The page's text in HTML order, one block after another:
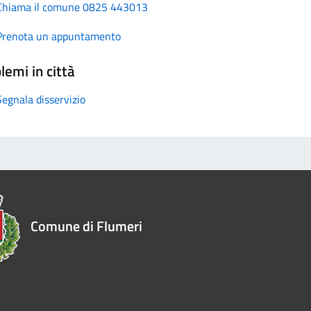
il comune 0825 443013
un appuntamento
in città
disservizio
Comune di Flumeri